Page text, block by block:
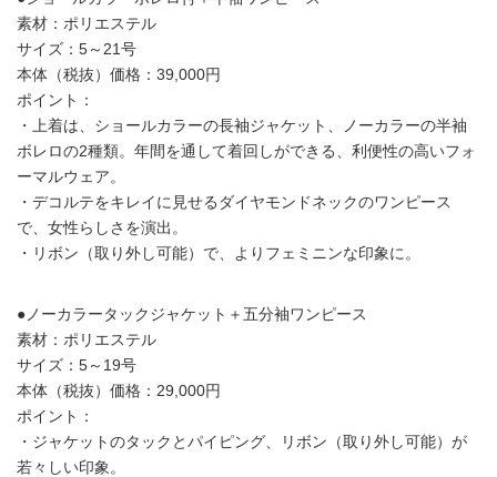
素材：ポリエステル
サイズ：5～21号
本体（税抜）価格：39,000円
ポイント：
・上着は、ショールカラーの長袖ジャケット、ノーカラーの半袖
ボレロの2種類。年間を通して着回しができる、利便性の高いフォ
ーマルウェア。
・デコルテをキレイに見せるダイヤモンドネックのワンピース
で、女性らしさを演出。
・リボン（取り外し可能）で、よりフェミニンな印象に。
●ノーカラータックジャケット＋五分袖ワンピース
素材：ポリエステル
サイズ：5～19号
本体（税抜）価格：29,000円
ポイント：
・ジャケットのタックとパイピング、リボン（取り外し可能）が
若々しい印象。